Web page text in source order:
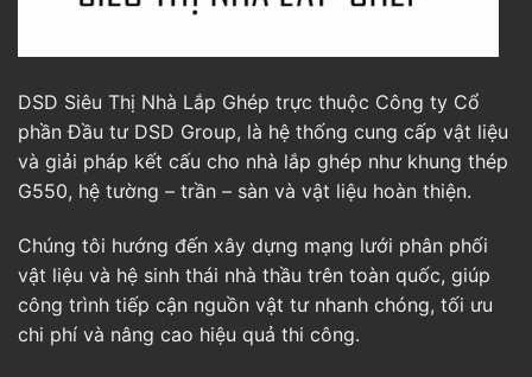
DSD Siêu Thị Nhà Lắp Ghép trực thuộc Công ty Cổ
phần Đầu tư DSD Group, là hệ thống cung cấp vật liệu
và giải pháp kết cấu cho nhà lắp ghép như khung thép
G550, hệ tường – trần – sàn và vật liệu hoàn thiện.
Chúng tôi hướng đến xây dựng mạng lưới phân phối
vật liệu và hệ sinh thái nhà thầu trên toàn quốc, giúp
công trình tiếp cận nguồn vật tư nhanh chóng, tối ưu
chi phí và nâng cao hiệu quả thi công.